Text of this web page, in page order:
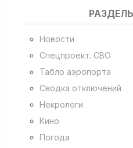
Новости
Спецпроект. СВО
Табло аэропорта
Сводка отключений
Некрологи
Кино
Погода